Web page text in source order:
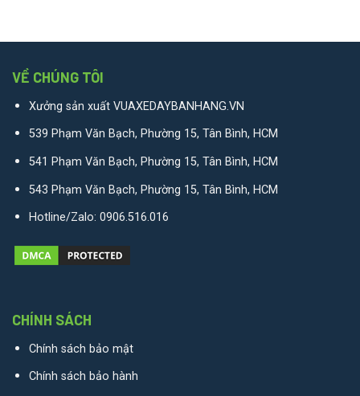
VỀ CHÚNG TÔI
Xưởng sản xuất VUAXEDAYBANHANG.VN
539 Phạm Văn Bạch, Phường 15, Tân Bình, HCM
541 Phạm Văn Bạch, Phường 15, Tân Bình, HCM
543 Phạm Văn Bạch, Phường 15, Tân Bình, HCM
Hotline/Zalo: 0906.516.016
CHÍNH SÁCH
Chính sách bảo mật
Chính sách bảo hành